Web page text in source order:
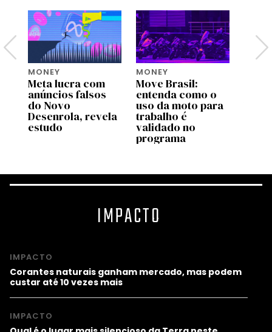
MONEY
Meta lucra com
anúncios falsos
do Novo
Desenrola, revela
estudo
MONEY
Move Brasil:
entenda como o
uso da moto para
trabalho é
validado no
programa
IMPACTO
IMPACTO
Corantes naturais ganham mercado, mas podem
custar até 10 vezes mais
IMPACTO